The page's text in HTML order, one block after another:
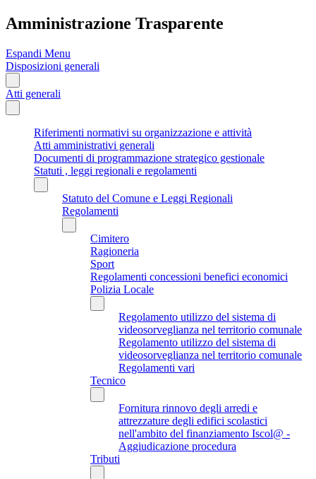
Amministrazione Trasparente
Espandi Menu
Disposizioni generali
Atti generali
Riferimenti normativi su organizzazione e attività
Atti amministrativi generali
Documenti di programmazione strategico gestionale
Statuti , leggi regionali e regolamenti
Statuto del Comune e Leggi Regionali
Regolamenti
Cimitero
Ragioneria
Sport
Regolamenti concessioni benefici economici
Polizia Locale
Regolamento utilizzo del sistema di
videosorveglianza nel territorio comunale
Regolamento utilizzo del sistema di
videosorveglianza nel territorio comunale
Regolamenti vari
Tecnico
Fornitura rinnovo degli arredi e
attrezzature degli edifici scolastici
nell'ambito del finanziamento Iscol@ -
Aggiudicazione procedura
Tributi